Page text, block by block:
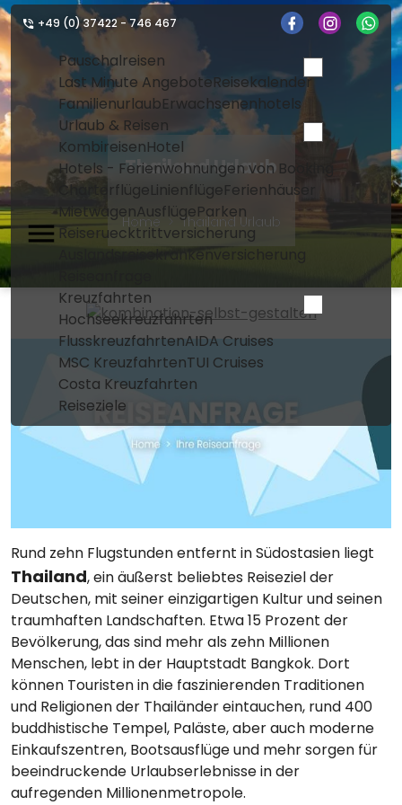
+49 (0) 37422 - 746 467
Pauschalreisen
Last Minute AngeboteReisekalender
FamilienurlaubErwachsenenhotels
Urlaub & Reisen
KombireisenHotel
Hotels - Ferienwohnungen von Booking
CharterflügeLinienflügeFerienhäuser
MietwagenAusflügeParken
Reiseruecktrittversicherung
Auslandsreisekrankenversicherung
Kreuzfahrten
Hochseekreuzfahrten
FlusskreuzfahrtenAIDA Cruises
MSC KreuzfahrtenTUI Cruises
Costa Kreuzfahrten
Reiseziele
Thailand Urlaub
Home Thailand Urlaub
Rund zehn Flugstunden entfernt in Südostasien liegt
Thailand, ein äußerst beliebtes Reiseziel der
Deutschen, mit seiner einzigartigen Kultur und seinen
traumhaften Landschaften. Etwa 15 Prozent der
Bevölkerung, das sind mehr als zehn Millionen
Menschen, lebt in der Hauptstadt Bangkok. Dort
können Touristen in die faszinierenden Traditionen
und Religionen der Thailänder eintauchen, rund 400
buddhistische Tempel, Paläste, aber auch moderne
Einkaufszentren, Bootsausflüge und mehr sorgen für
beeindruckende Urlaubserlebnisse in der
aufregenden Millionenmetropole.